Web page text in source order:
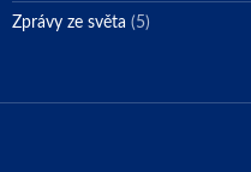
Zprávy ze světa (5)